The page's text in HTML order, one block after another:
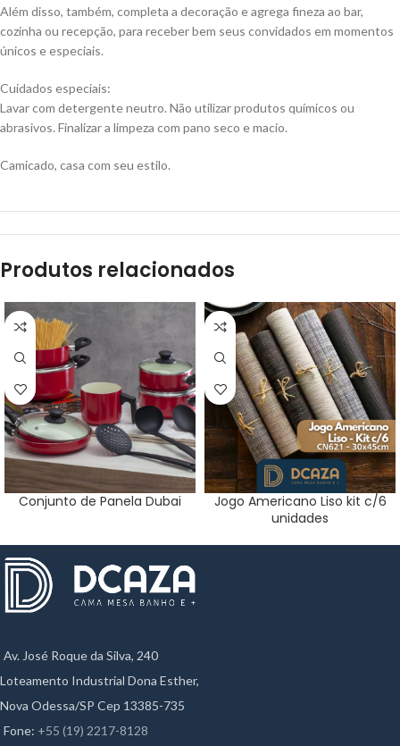
Além disso, também, completa a decoração e agrega fineza ao bar,
cozinha ou recepção, para receber bem seus convidados em momentos
únicos e especiais.
Cuidados especiais:
Lavar com detergente neutro. Não utilizar produtos químicos ou
abrasivos. Finalizar a limpeza com pano seco e macio.
Camicado, casa com seu estilo.
Produtos relacionados
Conjunto de Panela Dubai
Jogo Americano Liso kit c/6
unidades
Av. José Roque da Silva, 240
Loteamento Industrial Dona Esther,
Nova Odessa/SP Cep 13385-735
Fone: +55 (19) 2217-8128